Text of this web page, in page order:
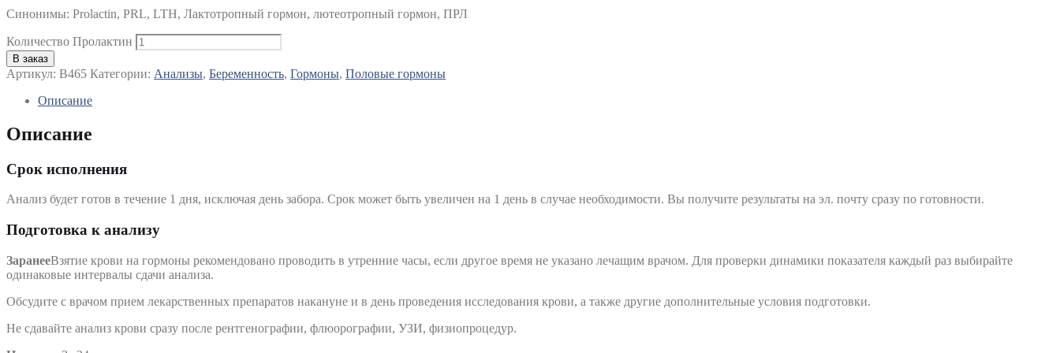
Синонимы: Prolactin, PRL, LTH, Лактотропный гормон, лютеотропный гормон, ПРЛ
Количество Пролактин
В заказ
Артикул: B465 Категории: Анализы, Беременность, Гормоны, Половые гормоны
Описание
Описание
Срок исполнения
Анализ будет готов в течение 1 дня, исключая день забора. Срок может быть увеличен на 1 день в случае необходимости. Вы получите результаты на эл. почту сразу по готовности.
Подготовка к анализу
ЗаранееВзятие крови на гормоны рекомендовано проводить в утренние часы, если другое время не указано лечащим врачом. Для проверки динамики показателя каждый раз выбирайте
одинаковые интервалы сдачи анализа.
Обсудите с врачом прием лекарственных препаратов накануне и в день проведения исследования крови, а также другие дополнительные условия подготовки.
Не сдавайте анализ крови сразу после рентгенографии, флюорографии, УЗИ, физиопроцедур.